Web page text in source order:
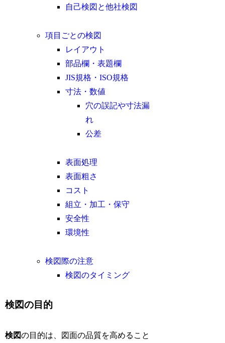
自己検図と他社検図
項目ごとの検図
レイアウト
部品欄・表題欄
JIS規格・ISO規格
寸法・数値
穴の誤記や寸法漏
れ
公差
表面処理
表面粗さ
コスト
組立・加工・保守
安全性
環境性
検図際の注意
検図のタイミング
検図の目的
検図の目的は、図面の品質を高めること